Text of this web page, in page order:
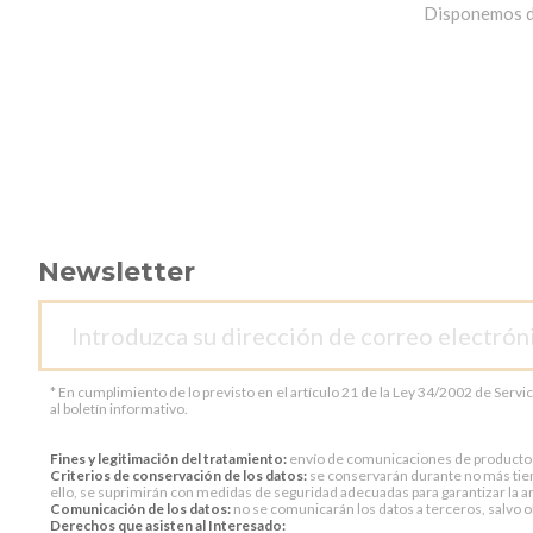
Disponemos
Newsletter
* En cumplimiento de lo previsto en el artículo 21 de la Ley 34/2002 de
al boletín informativo.
Fines y legitimación del tratamiento: envío de comunicaciones de
Criterios de conservación de los datos: se conservarán durante no más
ello, se suprimirán con medidas de seguridad adecuadas para garantizar
Comunicación de los datos: no se comunicarán los datos a terceros, salvo
Derechos que asisten al Interesado: